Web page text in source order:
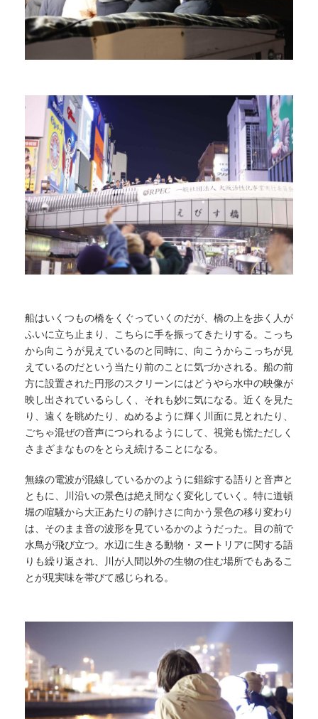
船はいくつもの橋をくぐっていくのだが、橋の上を歩く人が
ふいに立ち止まり、こちらに手を振ってきたりする。こっち
から向こうが見えているのと同時に、向こうからこっちが見
えているのだという当たり前のことに気づかされる。船の前
方に設置された円形のスクリーンにはどうやら水中の映像が
映し出されているらしく、それも妙に気になる。近くを見た
り、遠くを眺めたり、ぬめるように輝く川面に見とれたり、
ごちゃ混ぜの音声につられるようにして、視覚も慌ただしく
さまざまなものをとらえ続けることになる。
無線の電波が混線しているかのように錯綜する語りと音声と
ともに、川沿いの景色は絶え間なく変化していく。特に道頓
堀の喧騒から大正あたりの静けさに向かう景色の移り変わり
は、そのまま音の波形を見ているかのようだった。目の前で
水鳥が飛び立つ。水辺に生きる動物・ヌートリアに関する語
りも繰り返され、川が人間以外の生物の住む場所でもあるこ
とが現実味を帯びて感じられる。